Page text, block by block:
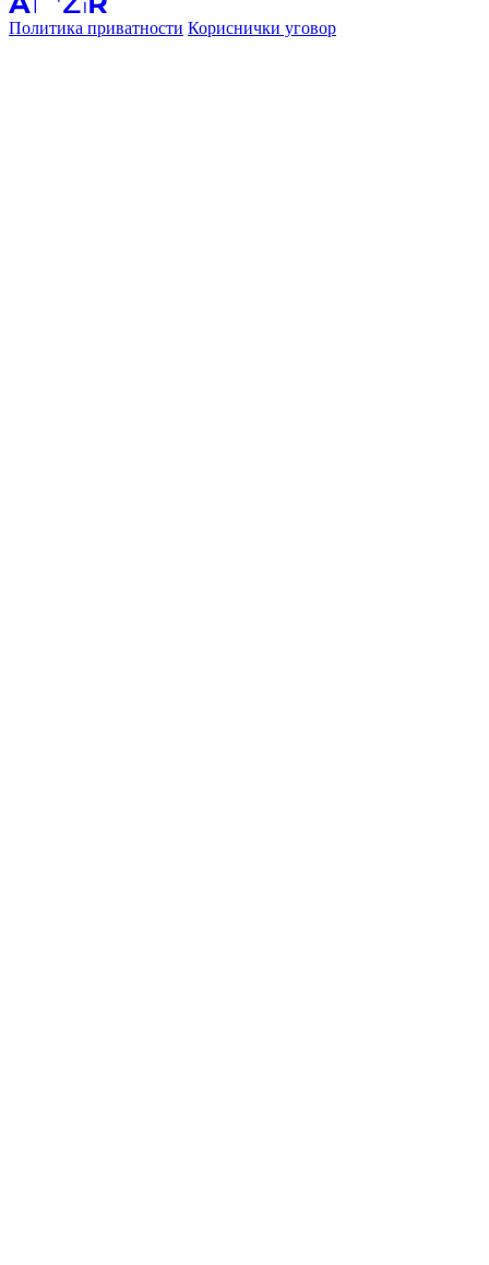
Политика приватности Кориснички уговор